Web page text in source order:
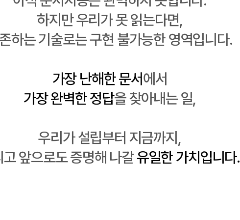
하지만우리가 못 읽는다면,
하는 기술로는 구현 불가능한 영역입니다.
가장 난해한 문서에서
가장 완벽한 정답을 찾아내는 일,
우리가 설립부터 지금까지,
앞으로도 증명해 나갈유일한 가치 입니다.